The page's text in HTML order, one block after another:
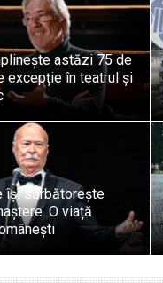
astăzi 75 de
excepție în teatrul și
își sărbătorește
O viață